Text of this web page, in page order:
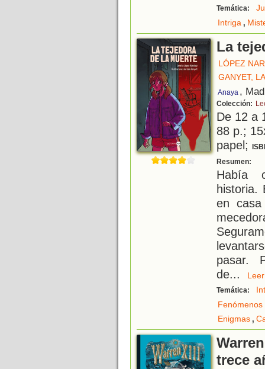
Temática:
Intriga,
La
LÓPEZ
GANYET,
Anaya ,
Colección:
De 12 a
88 p.;
papel;
Resumen:
Había
historia.
en
pasar.
de...
Temática:
Enigmas,
trece